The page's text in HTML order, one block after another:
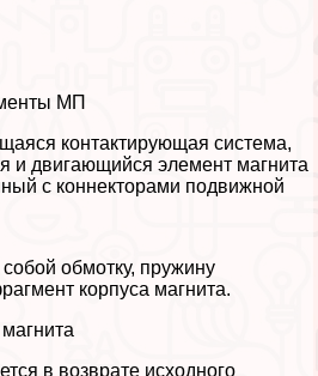
МП
контактирующая система,
и двигающийся элемент магнита
с коннекторами подвижной
обмотку, пружину
корпуса магнита.
в возврате исходного